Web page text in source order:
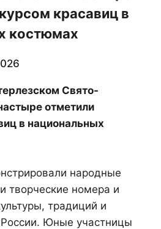
красавиц в
костюмах
Свято-
отметили
в национальных
народные
творческие номера и
традиций и
Юные участницы